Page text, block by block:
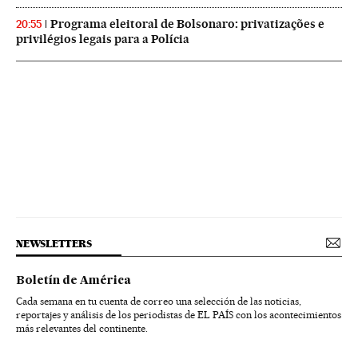
20:55
Programa eleitoral de Bolsonaro: privatizações e
privilégios legais para a Polícia
NEWSLETTERS
Boletín de América
Cada semana en tu cuenta de correo una selección de las noticias,
reportajes y análisis de los periodistas de EL PAÍS con los acontecimientos
más relevantes del continente.